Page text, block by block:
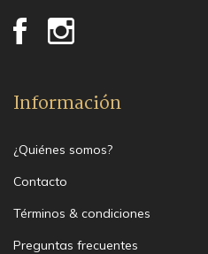
Información
¿Quiénes somos?
Contacto
Términos & condiciones
Preguntas frecuentes